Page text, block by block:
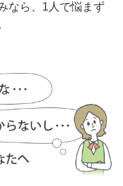
なら、1人で悩まず